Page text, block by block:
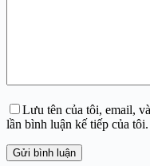
Lưu tên của tôi, email,
lần bình luận kế tiếp của tôi.
Gửi bình luận